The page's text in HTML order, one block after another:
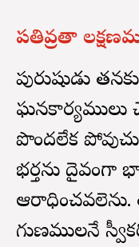
పతివ్రతా
పురుషుడు
ఘనకార్యములు
పొందలేక
భర్తను
గుణములనే